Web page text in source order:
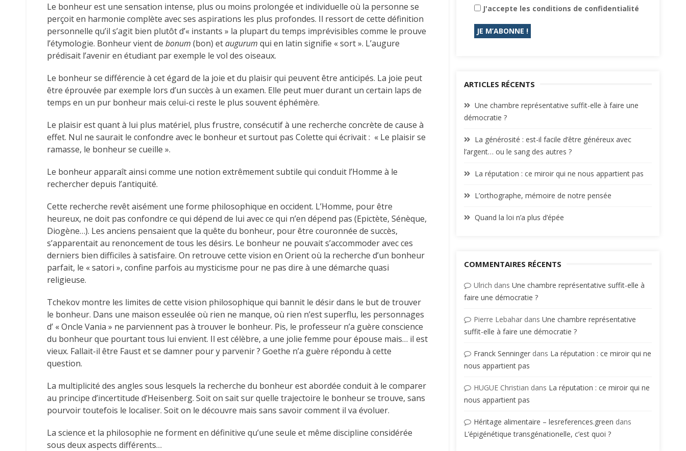
Le bonheur est une sensation intense, plus ou moins prolongée et individuelle où la personne se
perçoit en harmonie complète avec ses aspirations les plus profondes. Il ressort de cette définition
personnelle qu’il s’agit bien plutôt d’« instants » la plupart du temps imprévisibles comme le prouve
l’étymologie. Bonheur vient de bonum (bon) etaugurum qui en latin signifie « sort ». L’augure
prédisait l’avenir en étudiant par exemple le vol des oiseaux.
Le bonheur se différencie à cet égard de la joie et du plaisir qui peuvent être anticipés. La joie peut
être éprouvée par exemple lors d’un succès à un examen. Elle peut muer durant un certain laps de
temps en un pur bonheur mais celui-ci reste le plus souvent éphémère.
Le plaisir est quant à lui plus matériel, plus frustre, consécutif à une recherche concrète de cause à
effet. Nul ne saurait le confondre avec le bonheur et surtout pas Colette qui écrivait : « Le plaisir se
ramasse, le bonheur se cueille ».
Le bonheur apparaît ainsi comme une notion extrêmement subtile qui conduit l’Homme à le
rechercher depuis l’antiquité.
Cette recherche revêt aisément une forme philosophique en occident. L’Homme, pour être
heureux, ne doit pas confondre ce qui dépend de lui avec ce qui n’en dépend pas (Epictète, Sénèque,
Diogène…). Les anciens pensaient que la quête du bonheur, pour être couronnée de succès,
s’apparentait au renoncement de tous les désirs. Le bonheur ne pouvait s’accommoder avec ces
derniers bien difficiles à satisfaire. On retrouve cette vision en Orient où la recherche d’un bonheur
parfait, le « satori », confine parfois au mysticisme pour ne pas dire à une démarche quasi
religieuse.
Tchekov montre les limites de cette vision philosophique qui bannit le désir dans le but de trouver
le bonheur. Dans une maison esseulée où rien ne manque, où rien n’est superflu, les personnages
d’ « Oncle Vania » ne parviennent pas à trouver le bonheur. Pis, le professeur n’a guère conscience
du bonheur que pourtant tous lui envient. Il est célèbre, a une jolie femme pour épouse mais… il est
vieux. Fallait-il être Faust et se damner pour y parvenir ? Goethe n’a guère répondu à cette
question.
La multiplicité des angles sous lesquels la recherche du bonheur est abordée conduit à le comparer
au principe d’incertitude d’Heisenberg. Soit on sait sur quelle trajectoire le bonheur se trouve, sans
pourvoir toutefois le localiser. Soit on le découvre mais sans savoir comment il va évoluer.
La science et la philosophie ne forment en définitive qu’une seule et même discipline considérée
sous deux aspects différents…
J'accepte les conditions de confidentialité
ARTICLES RÉCENTS
Une chambre représentative suffit-elle à faire une
démocratie ?
La générosité : est-il facile d’être généreux avec
l’argent… ou le sang des autres ?
La réputation : ce miroir qui ne nous appartient pas
L’orthographe, mémoire de notre pensée
Quand la loi n’a plus d’épée
COMMENTAIRES RÉCENTS
Ulrich dans Une chambre représentative suffit-elle à
faire une démocratie ?
Pierre Lebahardans Une chambre représentative
suffit-elle à faire une démocratie ?
Franck Senningerdans La réputation : ce miroir qui ne
nous appartient pas
HUGUE Christian dans La réputation : ce miroir qui ne
nous appartient pas
Héritage alimentaire – lesreferences.green dans
L’épigénétique transgénationelle, c’est quoi ?